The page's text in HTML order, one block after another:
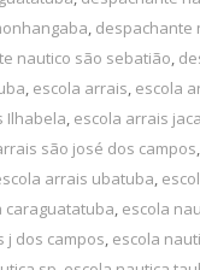
, despachante
nautico são sebatião,
, escola arrais, escola
Ilhabela, escola arrais
são josé dos campos,
arrais ubatuba,
caraguatatuba, escola
j dos campos, escola